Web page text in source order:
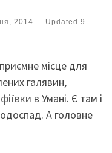
2014 - Updated9
місце для
галявин,
в Умані. Є там і
А головне